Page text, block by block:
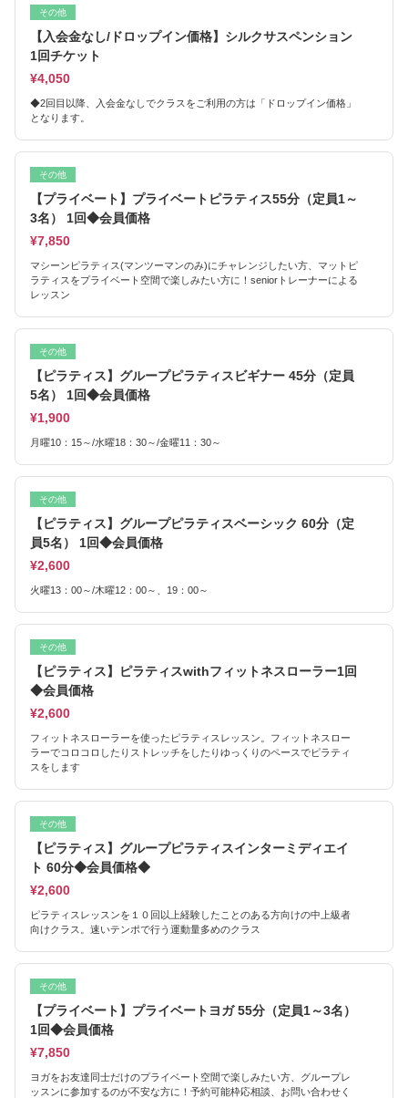
その他
【入会金なし/ドロップイン価格】シルクサスペンション
1回チケット
¥4,050
◆2回目以降、入会金なしでクラスをご利用の方は「ドロップイン価格」
となります。
その他
【プライベート】プライベートピラティス55分（定員1～
3名） 1回◆会員価格
¥7,850
マシーンピラティス(マンツーマンのみ)にチャレンジしたい方、マットピ
ラティスをプライベート空間で楽しみたい方に！seniorトレーナーによる
レッスン
その他
【ピラティス】グループピラティスビギナー 45分（定員
5名） 1回◆会員価格
¥1,900
月曜10：15～/水曜18：30～/金曜11：30～
その他
【ピラティス】グループピラティスベーシック 60分（定
員5名） 1回◆会員価格
¥2,600
火曜13：00～/木曜12：00～、19：00～
その他
【ピラティス】ピラティスwithフィットネスローラー1回
◆会員価格
¥2,600
フィットネスローラーを使ったピラティスレッスン。フィットネスロー
ラーでコロコロしたりストレッチをしたりゆっくりのペースでピラティ
スをします
その他
【ピラティス】グループピラティスインターミディエイ
ト 60分◆会員価格◆
¥2,600
ピラティスレッスンを１０回以上経験したことのある方向けの中上級者
向けクラス。速いテンポで行う運動量多めのクラス
その他
【プライベート】プライベートヨガ 55分（定員1～3名）
1回◆会員価格
¥7,850
ヨガをお友達同士だけのプライベート空間で楽しみたい方、グループレ
ッスンに参加するのが不安な方に！予約可能枠応相談、お問い合わせく